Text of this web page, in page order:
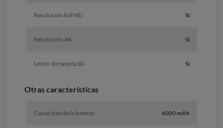
Resolución full HD Sí
Resolución 4K Sí
Lector de tarjeta SD Sí
Otras características
Capacidad de la batería 6000 mAh